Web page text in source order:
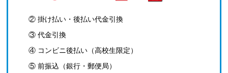
② 掛け払い・後払い代金引換
③ 代金引換
④ コンビニ後払い（高校生限定）
⑤ 前振込（銀行・郵便局）